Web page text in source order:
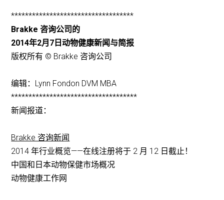
***********************************
Brakke 咨询公司的
2014年2月7日动物健康新闻与简报
版权所有 © Brakke 咨询公司
编辑：Lynn Fondon DVM MBA
************************************
新闻报道：
Brakke 咨询新闻
2014 年行业概览——在线注册将于 2 月 12 日截止！
中国和日本动物保健市场概况
动物健康工作网